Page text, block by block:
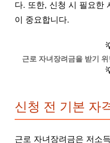
다. 또한, 신청 시 필요한
이 중요합니다.
근로 자녀장려금을 받기
신청 전 기본 자
근로 자녀장려금은 저소